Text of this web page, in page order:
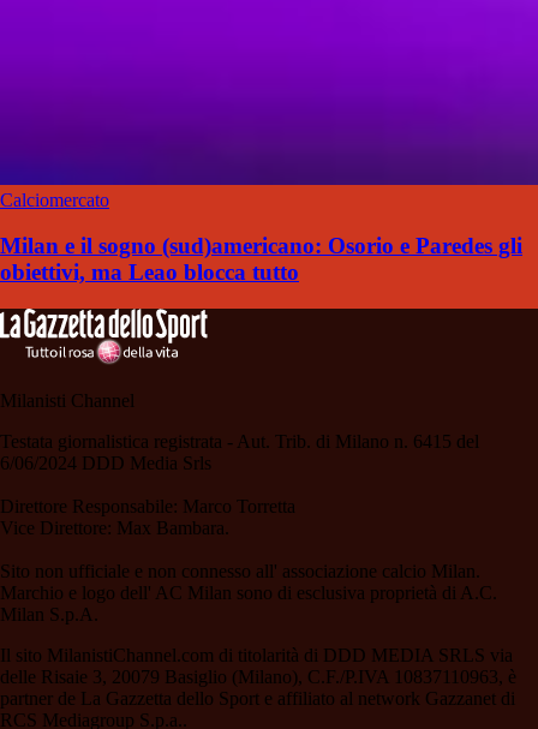
Calciomercato
Milan e il sogno (sud)americano: Osorio e Paredes gli
obiettivi, ma Leao blocca tutto
Milanisti Channel
Testata giornalistica registrata - Aut. Trib. di Milano n. 6415 del
6/06/2024 DDD Media Srls
Direttore Responsabile: Marco Torretta
Vice Direttore: Max Bambara.
Sito non ufficiale e non connesso all' associazione calcio Milan.
Marchio e logo dell' AC Milan sono di esclusiva proprietà di A.C.
Milan S.p.A.
Il sito MilanistiChannel.com di titolarità di DDD MEDIA SRLS via
delle Risaie 3, 20079 Basiglio (Milano), C.F./P.IVA 10837110963, è
partner de La Gazzetta dello Sport e affiliato al network Gazzanet di
RCS Mediagroup S.p.a..